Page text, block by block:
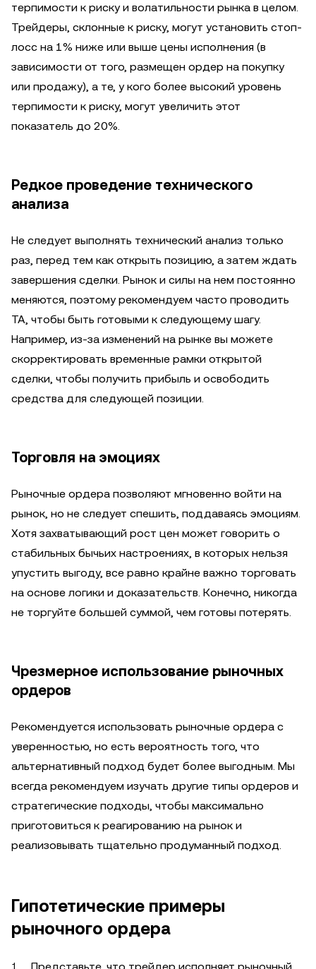
терпимости к риску и волатильности рынка в целом.
Трейдеры, склонные к риску, могут установить стоп-
лосс на 1% ниже или выше цены исполнения (в
зависимости от того, размещен ордер на покупку
или продажу), а те, у кого более высокий уровень
терпимости к риску, могут увеличить этот
показатель до 20%.
Редкое проведение технического
анализа
Не следует выполнять технический анализ только
раз, перед тем как открыть позицию, а затем ждать
завершения сделки. Рынок и силы на нем постоянно
меняются, поэтому рекомендуем часто проводить
TA, чтобы быть готовыми к следующему шагу.
Например, из-за изменений на рынке вы можете
скорректировать временные рамки открытой
сделки, чтобы получить прибыль и освободить
средства для следующей позиции.
Торговля на эмоциях
Рыночные ордера позволяют мгновенно войти на
рынок, но не следует спешить, поддаваясь эмоциям.
Хотя захватывающий рост цен может говорить о
стабильных бычьих настроениях, в которых нельзя
упустить выгоду, все равно крайне важно торговать
на основе логики и доказательств. Конечно, никогда
не торгуйте большей суммой, чем готовы потерять.
Чрезмерное использование рыночных
ордеров
Рекомендуется использовать рыночные ордера с
уверенностью, но есть вероятность того, что
альтернативный подход будет более выгодным. Мы
всегда рекомендуем изучать другие типы ордеров и
стратегические подходы, чтобы максимально
приготовиться к реагированию на рынок и
реализовывать тщательно продуманный подход.
Гипотетические примеры
рыночного ордера